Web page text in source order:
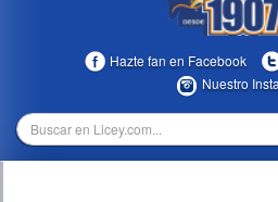
MULTIMEDIA
Hazte fan en Facebook
Nuestro